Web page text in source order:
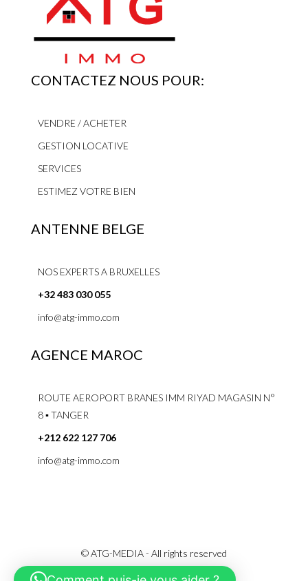
CONTACTEZ NOUS POUR:
VENDRE / ACHETER
GESTION LOCATIVE
SERVICES
ESTIMEZ VOTRE BIEN
ANTENNE BELGE
NOS EXPERTS A BRUXELLES
+32 483 030 055
info@atg-immo.com
AGENCE MAROC
ROUTE AEROPORT BRANES IMM RIYAD MAGASIN N°
8 ▪ TANGER
+212 622 127 706
info@atg-immo.com
© ATG-MEDIA - All rights reserved